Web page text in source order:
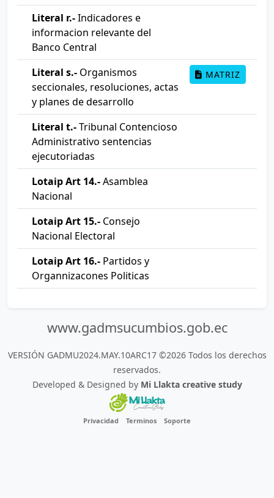
Literal r.-Indicadores e
informacion relevante del
Banco Central
Literal s.- Organismos
seccionales, resoluciones, actas
y planes de desarrollo
MATRIZ
Literal t.-Tribunal Contencioso
Administrativo sentencias
ejecutoriadas
Lotaip Art 14.-Asamblea
Nacional
Lotaip Art 15.- Consejo
Nacional Electoral
Lotaip Art 16.- Partidos y
Organnizacones Politicas
www.gadmsucumbios.gob.ec
VERSIÓN GADMU2024.MAY.10ARC17 ©2026 Todos los derechos
reservados.
Developed & Designed by Mi Llakta creative study
Privacidad Terminos Soporte